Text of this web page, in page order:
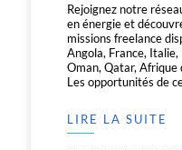
Rejoignez notre
en énergie et
missions freelance
Angola, France,
Oman, Qatar, Afrique
Les opportunités de
LIRE LA SUITE